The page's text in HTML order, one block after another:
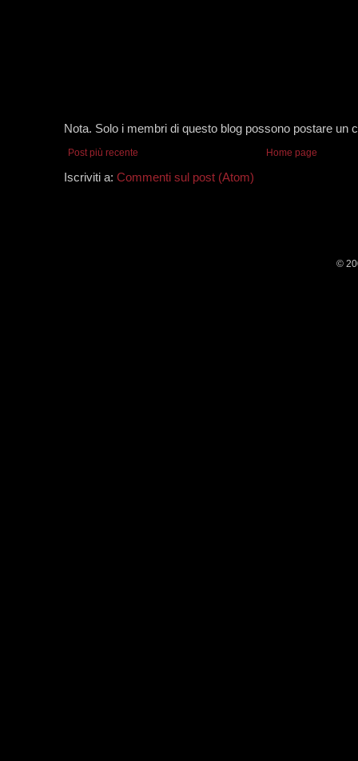
Nota. Solo i membri di questo blog possono postare un
Post più recente Home page
Iscriviti a: Commenti sul post (Atom)
©